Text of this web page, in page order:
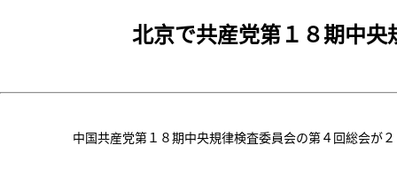
北京で共産党第１８期中
中国共産党第１８期中央規律検査委員会の第４回総会が